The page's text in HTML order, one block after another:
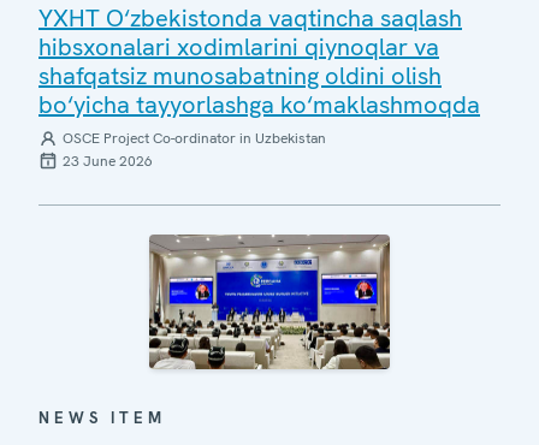
YXHT O‘zbekistonda vaqtincha saqlash
hibsxonalari xodimlarini qiynoqlar va
shafqatsiz munosabatning oldini olish
bo‘yicha tayyorlashga ko‘maklashmoqda
OSCE Project Co-ordinator in Uzbekistan
23 June 2026
NEWS ITEM